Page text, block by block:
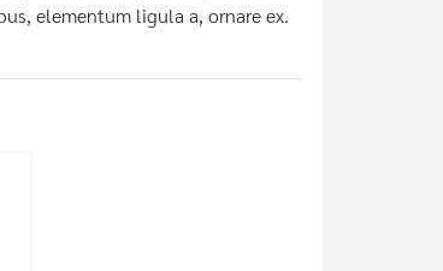
elementum ligula a, ornare ex.